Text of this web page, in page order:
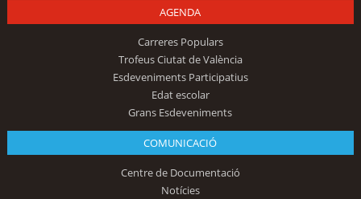
AGENDA
Carreres Populars
Trofeus Ciutat de València
Esdeveniments Participatius
Edat escolar
Grans Esdeveniments
COMUNICACIÓ
Centre de Documentació
Notícies